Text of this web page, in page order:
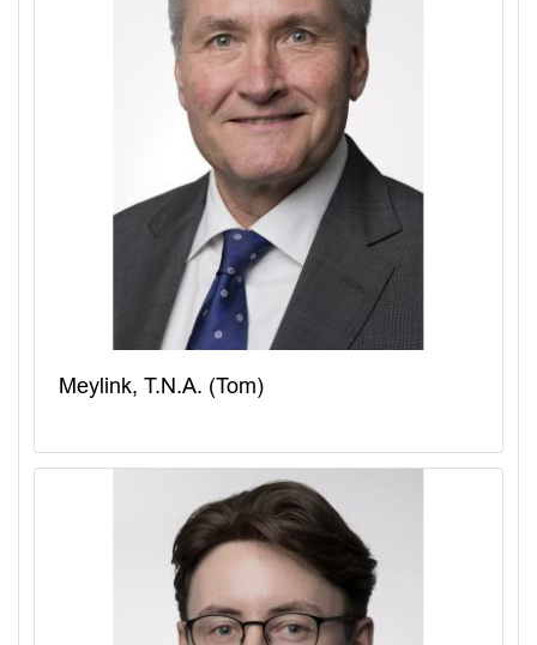
Meylink, T.N.A. (Tom)